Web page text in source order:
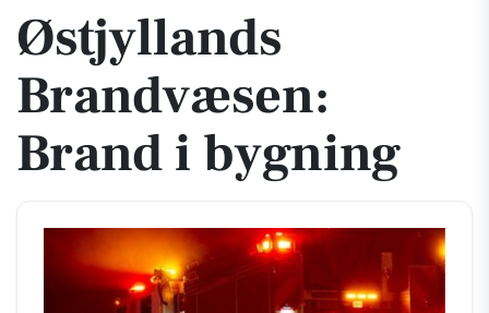
Østjyllands
Brandvæsen:
Brand i bygning